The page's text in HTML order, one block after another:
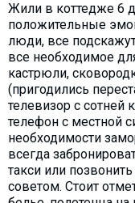
Жили в коттедже 6
положительные
люди, все
все необходимое
кастрюли,
(пригодились
телевизор с сотней
телефон с местной
необходимости
всегда
такси или
советом. Стоит